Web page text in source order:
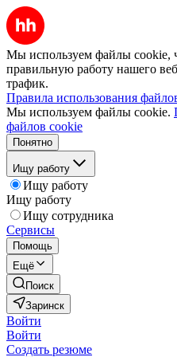
Мы используем файлы cookie,
правильную работу нашего
трафик.
Правила использования
Мы используем файлы cookie.
файлов cookie
Понятно
Ищу работу
Ищу работу
Ищу работу
Ищу сотрудника
Сервисы
Помощь
Ещё
Поиск
Заринск
Войти
Войти
Создать резюме